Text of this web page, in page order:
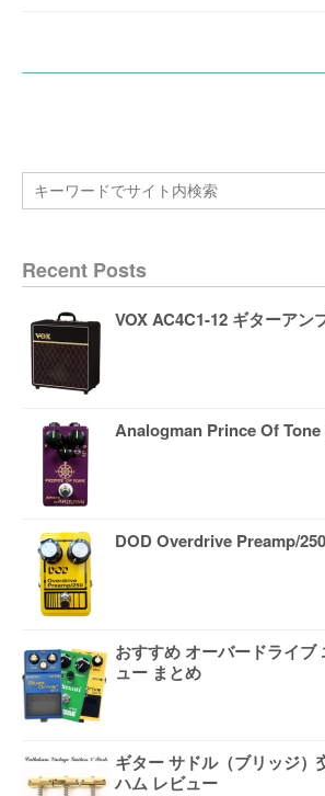
Recent Posts
VOX AC4C1-12 ギターアン
Analogman Prince Of Tone
DOD Overdrive Preamp/
おすすめ オーバードライブ
ュー まとめ
ギター サドル（ブリッジ）
ハム レビュー